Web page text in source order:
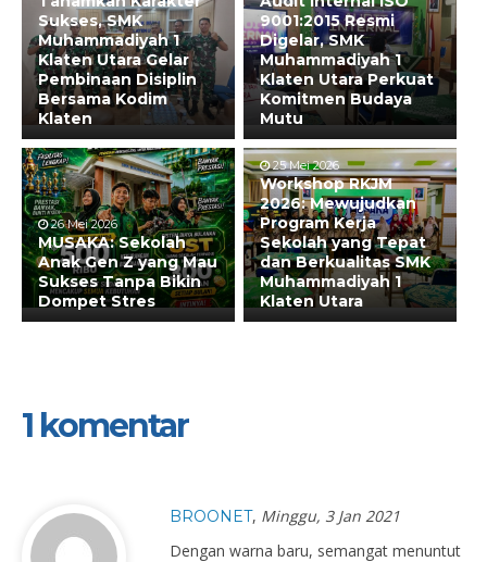
Sukses, SMK
Muhammadiyah 1
Klaten Utara Gelar
Pembinaan Disiplin
Bersama Kodim
Klaten
9001:2015 Resmi
Digelar, SMK
Muhammadiyah 1
Klaten Utara Perkuat
Komitmen Budaya
Mutu
26 Mei 2026
MUSAKA: Sekolah
Anak Gen Z yang Mau
Sukses Tanpa Bikin
Dompet Stres
25 Mei 2026
Workshop RKJM
2026: Mewujudkan
Program Kerja
Sekolah yang Tepat
dan Berkualitas SMK
Muhammadiyah 1
Klaten Utara
1 komentar
BROONET, Minggu, 3 Jan 2021
Dengan warna baru, semangat menuntut